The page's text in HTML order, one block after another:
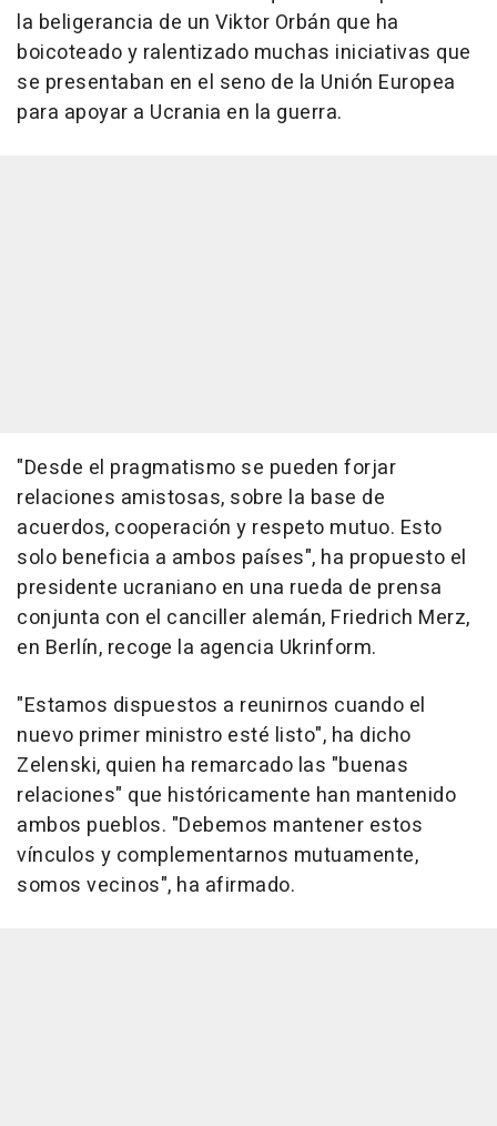
la beligerancia de un Viktor Orbán que ha
boicoteado y ralentizado muchas iniciativas que
se presentaban en el seno de la Unión Europea
para apoyar a Ucrania en la guerra.
"Desde el pragmatismo se pueden forjar
relaciones amistosas, sobre la base de
acuerdos, cooperación y respeto mutuo. Esto
solo beneficia a ambos países", ha propuesto el
presidente ucraniano en una rueda de prensa
conjunta con el canciller alemán, Friedrich Merz,
en Berlín, recoge la agencia Ukrinform.
"Estamos dispuestos a reunirnos cuando el
nuevo primer ministro esté listo", ha dicho
Zelenski, quien ha remarcado las "buenas
relaciones" que históricamente han mantenido
ambos pueblos. "Debemos mantener estos
vínculos y complementarnos mutuamente,
somos vecinos", ha afirmado.